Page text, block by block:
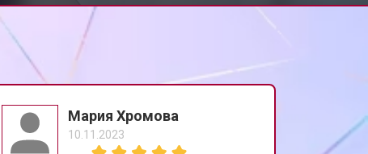
от 2900 ₽
Мария Хромова
10.11.2023